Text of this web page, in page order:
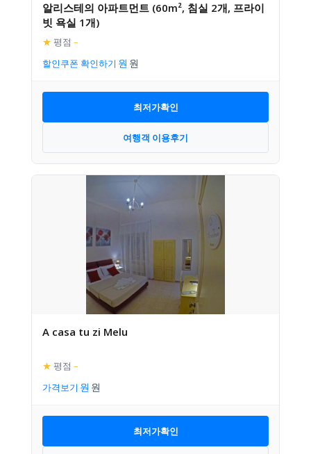
알리스테의 아파트먼트 (60m², 침실 2개, 프라이
빗 욕실 1개)
★ 평점 –
할인쿠폰 확인하기
최저가확인
여행객 이용후기
A casa tu zi Melu
★ 평점 –
가격보기
최저가확인